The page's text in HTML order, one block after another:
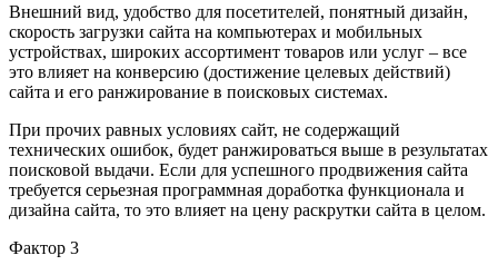
Внешний вид, удобство для посетителей, понятный дизайн,
скорость загрузки сайта на компьютерах и мобильных
устройствах, широких ассортимент товаров или услуг – все
это влияет на конверсию (достижение целевых действий)
сайта и его ранжирование в поисковых системах.
При прочих равных условиях сайт, не содержащий
технических ошибок, будет ранжироваться выше в результатах
поисковой выдачи. Если для успешного продвижения сайта
требуется серьезная программная доработка функционала и
дизайна сайта, то это влияет на цену раскрутки сайта в целом.
Фактор 3